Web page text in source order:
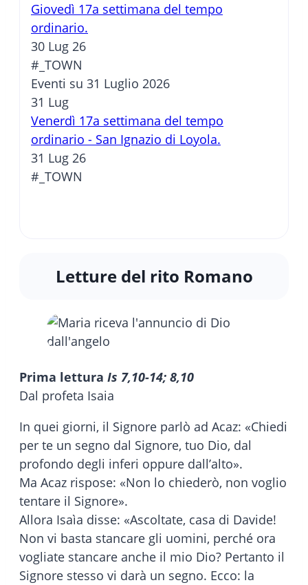
Giovedì 17a settimana del tempo
ordinario.
30 Lug 26
#_TOWN
Eventi su 31 Luglio 2026
31 Lug
Venerdì 17a settimana del tempo
ordinario - San Ignazio di Loyola.
31 Lug 26
#_TOWN
Letture del rito Romano
Prima lettura Is 7,10-14; 8,10
Dal profeta Isaia
In quei giorni, il Signore parlò ad Acaz: «Chiedi
per te un segno dal Signore, tuo Dio, dal
profondo degli inferi oppure dall’alto».
Ma Acaz rispose: «Non lo chiederò, non voglio
tentare il Signore».
Allora Isaìa disse: «Ascoltate, casa di Davide!
Non vi basta stancare gli uomini, perché ora
vogliate stancare anche il mio Dio? Pertanto il
Signore stesso vi darà un segno. Ecco: la